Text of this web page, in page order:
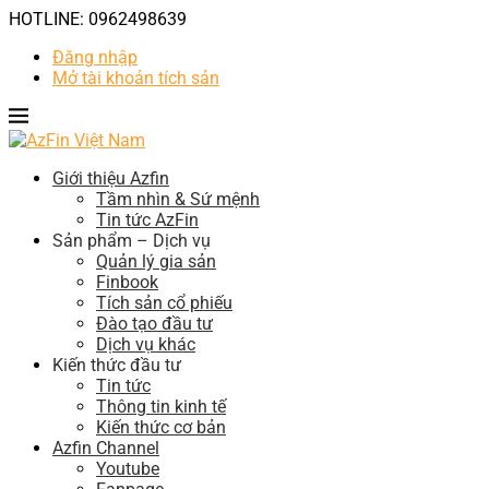
HOTLINE: 0962498639
Đăng nhập
Mở tài khoản tích sản
Giới thiệu Azfin
Tầm nhìn & Sứ mệnh
Tin tức AzFin
Sản phẩm – Dịch vụ
Quản lý gia sản
Finbook
Tích sản cổ phiếu
Đào tạo đầu tư
Dịch vụ khác
Kiến thức đầu tư
Tin tức
Thông tin kinh tế
Kiến thức cơ bản
Azfin Channel
Youtube